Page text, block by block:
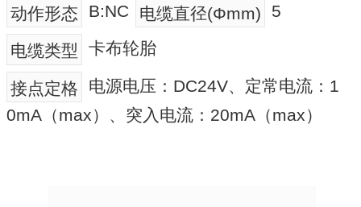
动作形态 B:NC 电缆直径(Φmm) 5
电缆类型 卡布轮胎
接点定格
电源电压：DC24V、定常电流：1
0mA（max）、突入电流：20mA（max）